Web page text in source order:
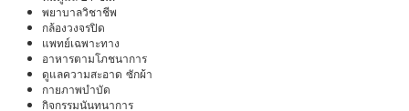
พยาบาลวิชาชีพ
กล้องวงจรปิด
แพทย์เฉพาะทาง
อาหารตามโภชนาการ
ดูแลความสะอาด ซักผ้า
กายภาพบำบัด
กิจกรรมนันทนาการ